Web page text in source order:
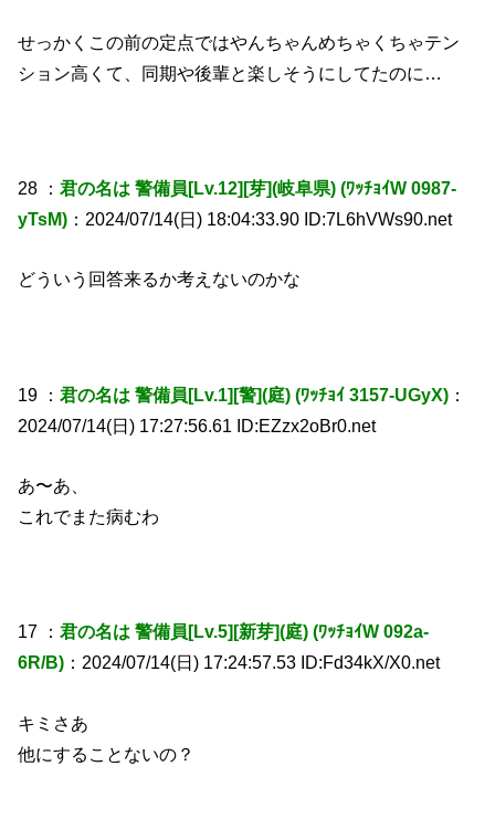
せっかくこの前の定点ではやんちゃんめちゃくちゃテン
ション高くて、同期や後輩と楽しそうにしてたのに…
28 ：君の名は 警備員[Lv.12][芽](岐阜県) (ﾜｯﾁｮｲW 0987-
yTsM) ：2024/07/14(日) 18:04:33.90 ID:7L6hVWs90.net
どういう回答来るか考えないのかな
19 ：君の名は 警備員[Lv.1][警](庭) (ﾜｯﾁｮｲ 3157-UGyX) ：
2024/07/14(日) 17:27:56.61 ID:EZzx2oBr0.net
あ〜あ、
これでまた病むわ
17 ：君の名は 警備員[Lv.5][新芽](庭) (ﾜｯﾁｮｲW 092a-
6R/B) ：2024/07/14(日) 17:24:57.53 ID:Fd34kX/X0.net
キミさあ
他にすることないの？